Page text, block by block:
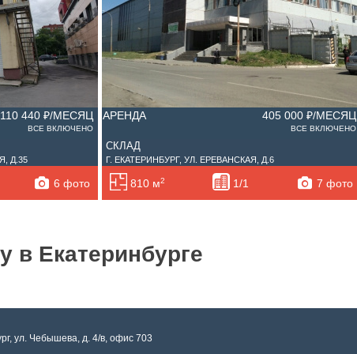
110 440 ₽/МЕСЯЦ
ВСЕ ВКЛЮЧЕНО
Д.35
6 фото
АРЕНДА 405 000 ₽/МЕСЯЦ
ВСЕ ВКЛЮЧЕНО
СКЛАД
Г. ЕКАТЕРИНБУРГ, УЛ. ЕРЕВАНСКАЯ, Д.6
810 м2 1/1 7 фото
в Екатеринбурге
ул. Чебышева, д. 4/в, офис 703